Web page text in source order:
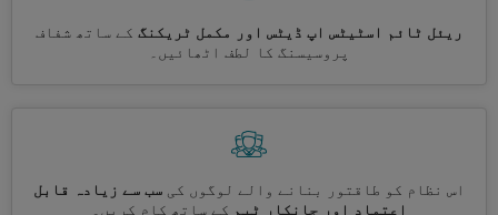
ریئل ٹائم اسٹیٹس اپ ڈیٹس اور مکمل ٹریکنگ کے ساتھ شفاف
پروسیسنگ کا لطف اٹھائیں۔
اس نظام کو طاقتور بنانے والے لوگوں کی سب سے زیادہ قابل
اعتماد اور جانکار ٹیم کے ساتھ کام کریں۔